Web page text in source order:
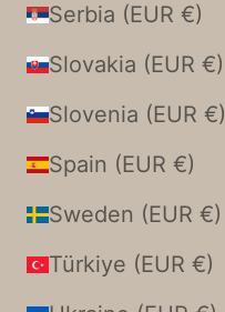
Serbia (EUR €)
Slovakia (EUR €)
Slovenia (EUR €)
Spain (EUR €)
Sweden (EUR €)
Türkiye (EUR €)